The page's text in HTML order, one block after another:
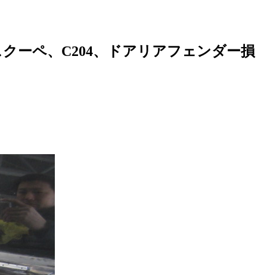
ーペ、C204、ドアリアフェンダー損